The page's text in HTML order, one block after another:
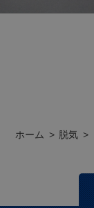
ホーム > 脱気 >